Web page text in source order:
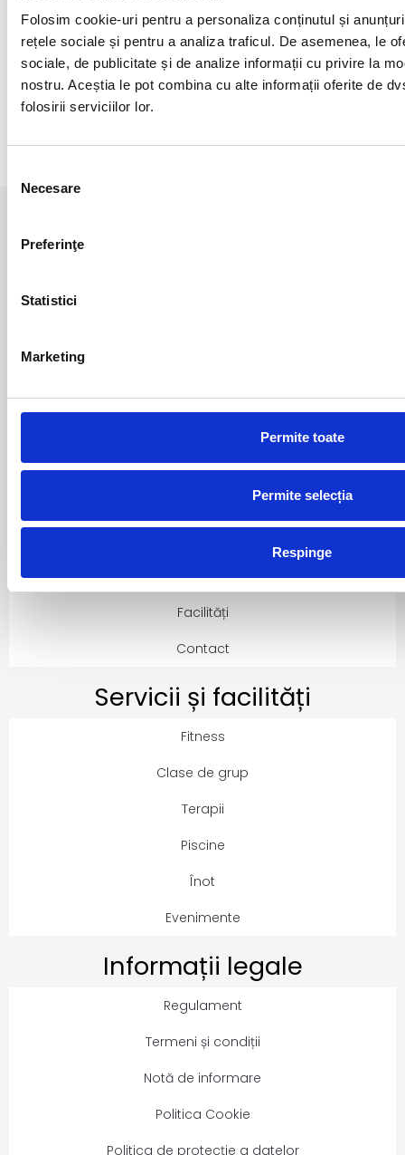
Folosim cookie-uri pentru a personaliza conținutul și
rețele sociale și pentru a analiza traficul. De asemenea, le
sociale, de publicitate și de analize informații cu privire la
nostru. Aceștia le pot combina cu alte informații oferite de
folosirii serviciilor lor.
consimțământului
Necesare
Preferinţe
Statistici
Marketing
Permite toate
Permite selecția
Respinge
parte din familia noastră!
Cumpără
abonament
Club de sport, relaxare și socializare pentru adulți și copii
Despre club
Abonamente
Orar clase
Facilități
Contact
Servicii și facilități
Fitness
Clase de grup
Terapii
Piscine
Înot
Evenimente
Informații legale
Regulament
Termeni și condiții
Notă de informare
Politica Cookie
Politica de protecție a datelor